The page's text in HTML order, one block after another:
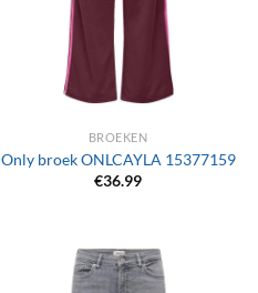
BROEKEN
Only broek ONLCAYLA 15377159
€36.99